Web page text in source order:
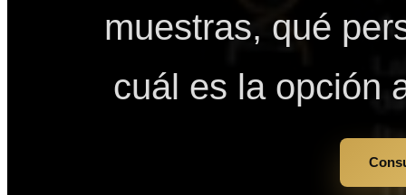
muestras, qué
cuál es la opción